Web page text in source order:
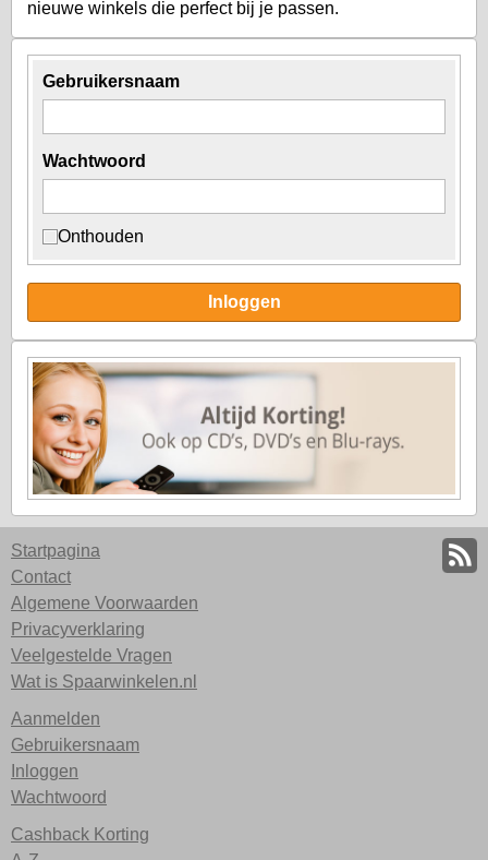
Gebruikersnaam
Wachtwoord
Onthouden
Inloggen
nieuwe winkels die perfect bij je passen.
Startpagina
Contact
Algemene Voorwaarden
Privacyverklaring
Veelgestelde Vragen
Wat is Spaarwinkelen.nl
Aanmelden
Gebruikersnaam
Inloggen
Wachtwoord
Cashback Korting